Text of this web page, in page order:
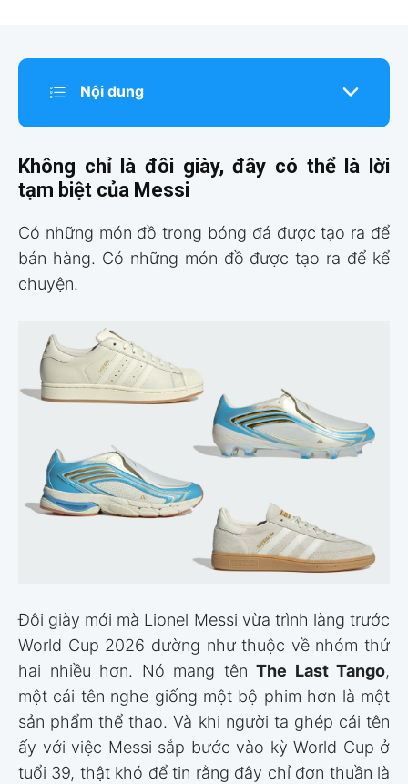
Nội dung
Không chỉ là đôi giày, đây có thể là lời
tạm biệt của Messi
Có những món đồ trong bóng đá được tạo ra để
bán hàng. Có những món đồ được tạo ra để kể
chuyện.
Đôi giày mới mà Lionel Messi vừa trình làng trước
World Cup 2026 dường như thuộc về nhóm thứ
hai nhiều hơn. Nó mang tên The Last Tango,
một cái tên nghe giống một bộ phim hơn là một
sản phẩm thể thao. Và khi người ta ghép cái tên
ấy với việc Messi sắp bước vào kỳ World Cup ở
tuổi 39, thật khó để tin rằng đây chỉ đơn thuần là